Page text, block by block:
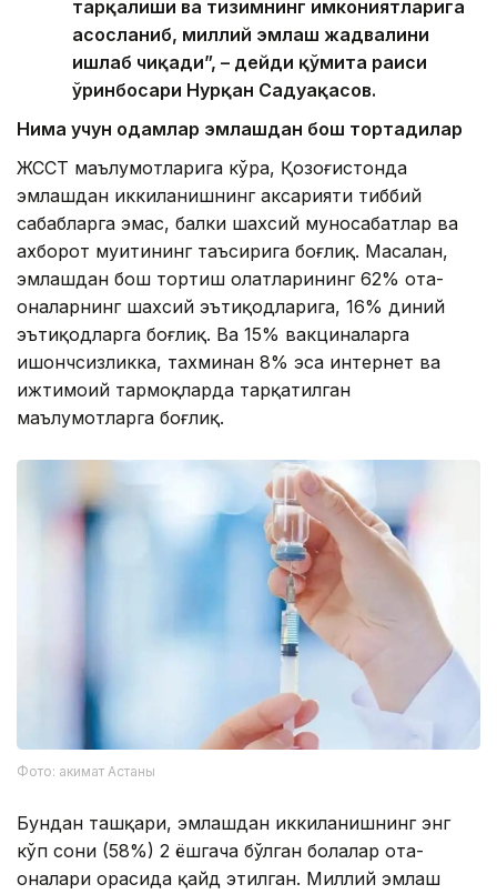
тарқалиши ва тизимнинг имкониятларига
асосланиб, миллий эмлаш жадвалини
ишлаб чиқади”, – дейди қўмита раиси
ўринбосари Нурқан Садуақасов.
Нима учун одамлар эмлашдан бош тортадилар
ЖССТ маълумотларига кўра, Қозоғистонда
эмлашдан иккиланишнинг аксарияти тиббий
сабабларга эмас, балки шахсий муносабатлар ва
ахборот муҳитининг таъсирига боғлиқ. Масалан,
эмлашдан бош тортиш ҳолатларининг 62% ота-
оналарнинг шахсий эътиқодларига, 16% диний
эътиқодларга боғлиқ. Ва 15% вакциналарга
ишончсизликка, тахминан 8% эса интернет ва
ижтимоий тармоқларда тарқатилган
маълумотларга боғлиқ.
Фото: акимат Астаны
Бундан ташқари, эмлашдан иккиланишнинг энг
кўп сони (58%) 2 ёшгача бўлган болалар ота-
оналари орасида қайд этилган. Миллий эмлаш